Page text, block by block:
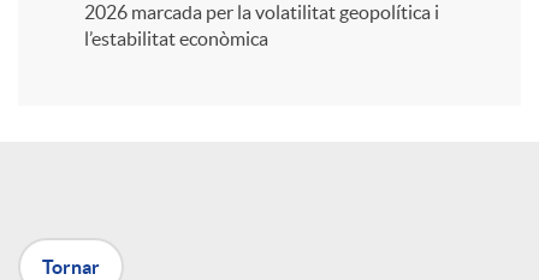
X
2026 marcada per la volatilitat geopolítica i
l’estabilitat econòmica
Tornar